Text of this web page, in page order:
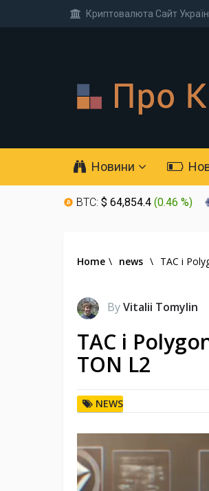
Криптовалюта Cайт
Новини
BTC: $ 64,854.4 (0.46 %)
Home \ news \ TAC і
ByVitalii Tomylin
TAC і
TON L2
NEWS